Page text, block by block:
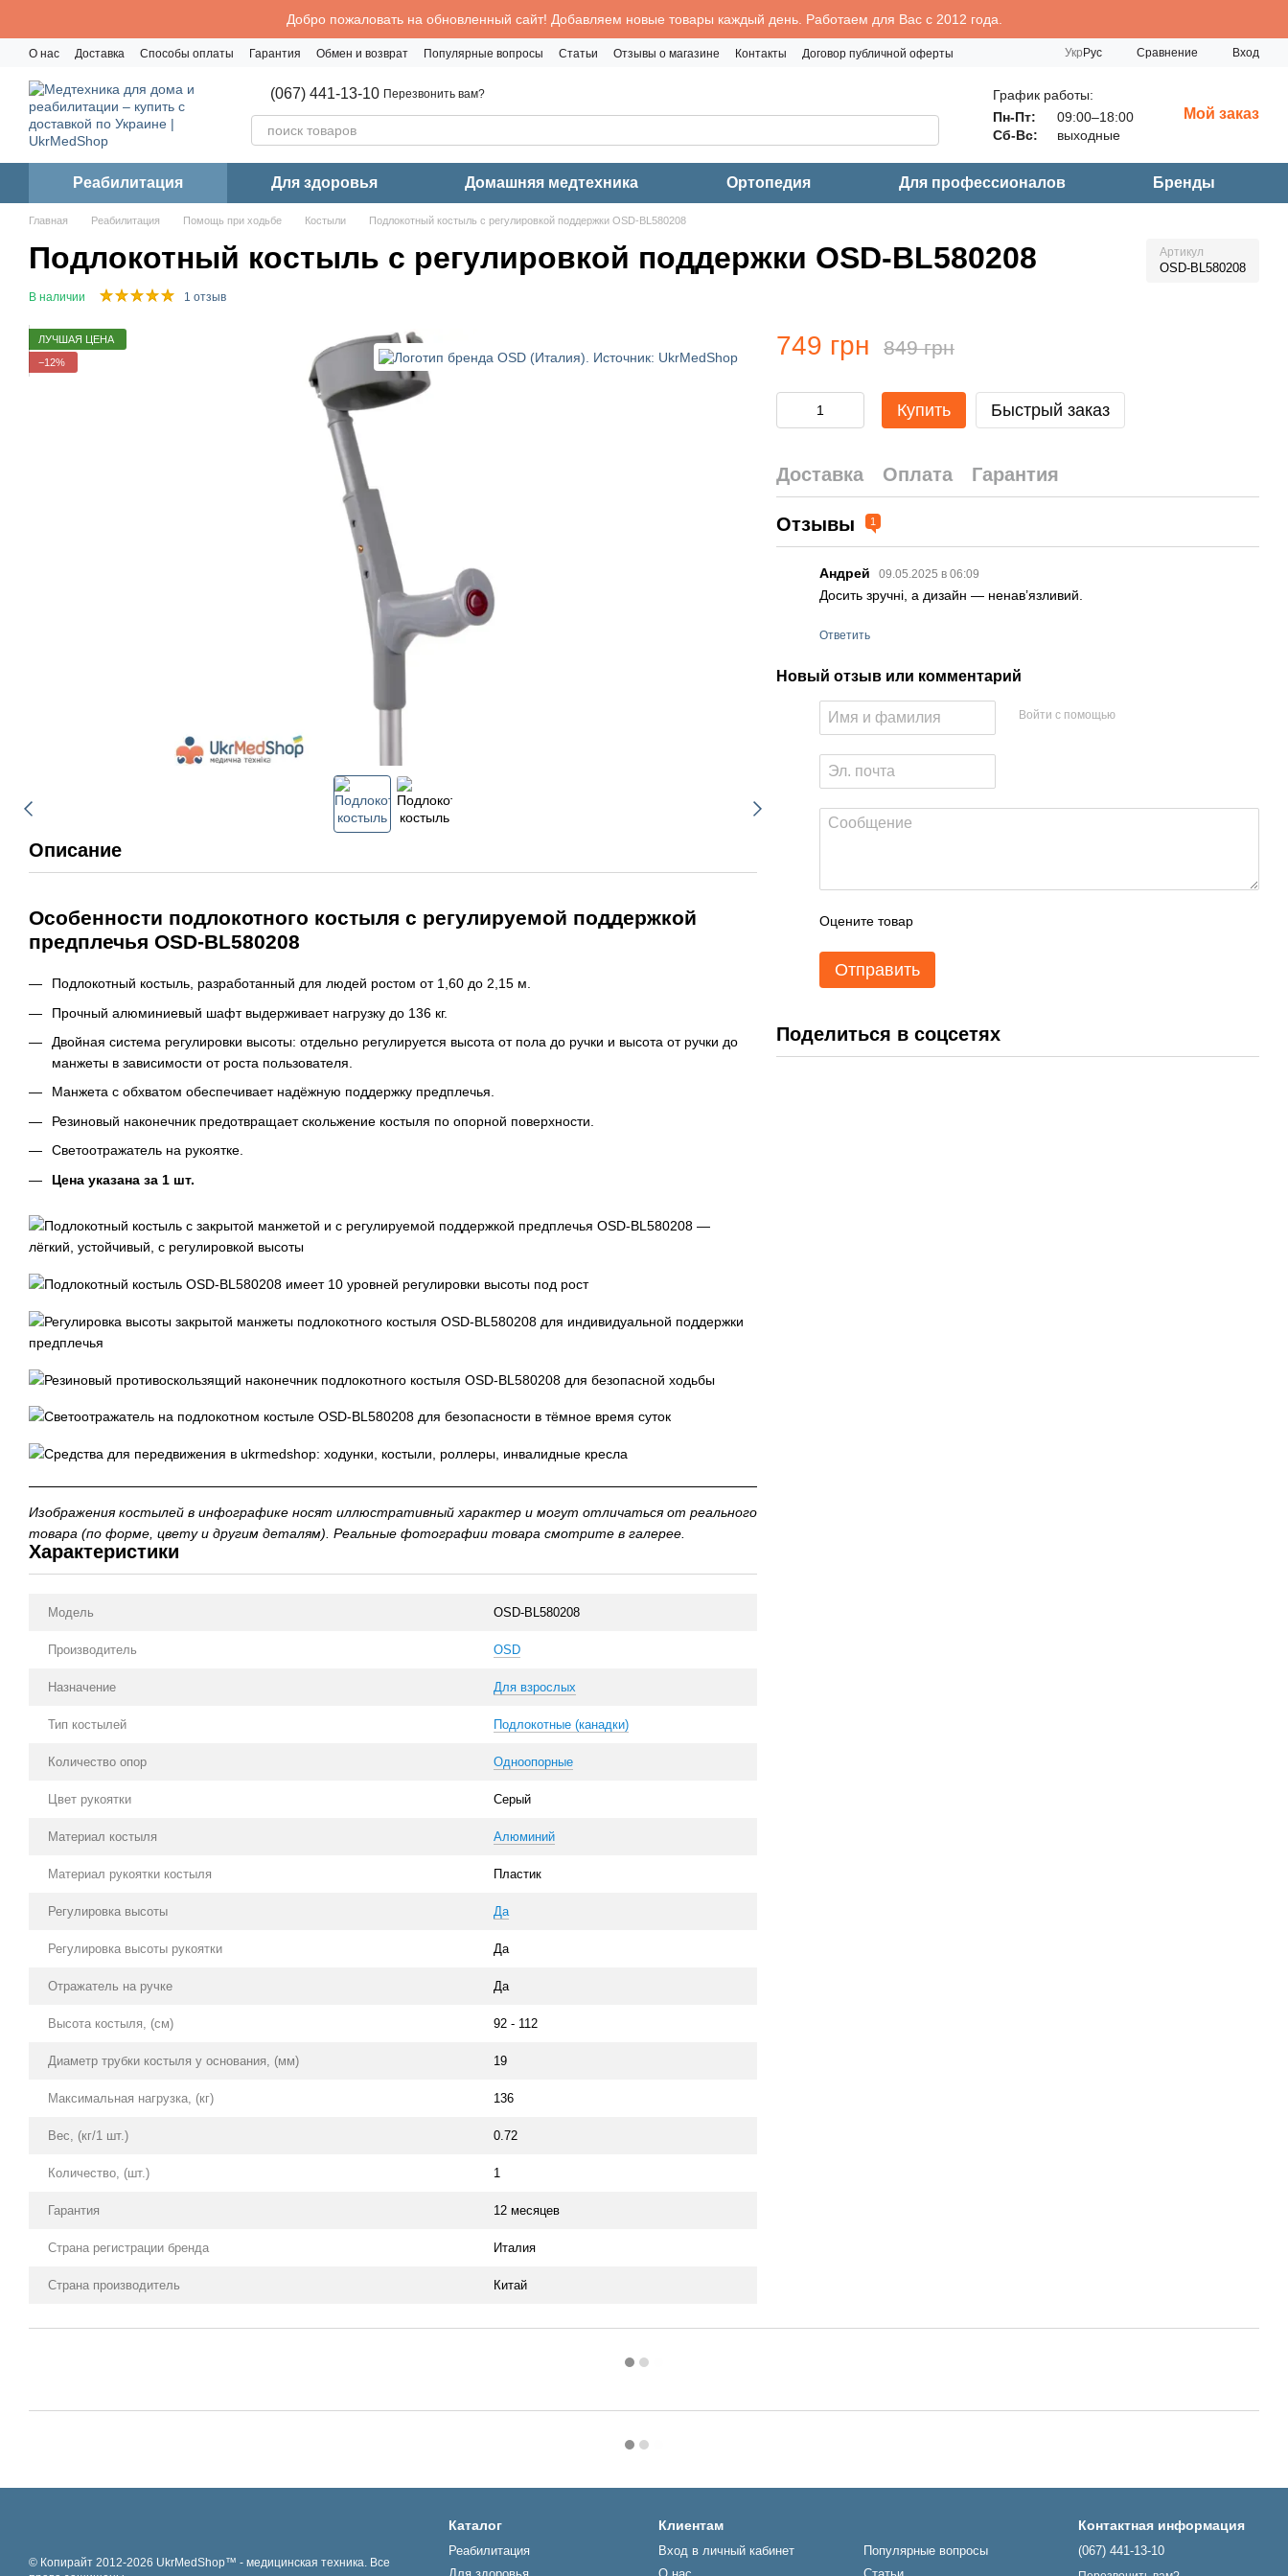
Добро пожаловать на обновленный сайт! Добавляем новые товары каждый день. Работаем для Вас с 2012 года.
О нас Доставка Способы оплаты Гарантия Обмен и возврат Популярные вопросы Статьи Отзывы о магазине Контакты
Договор публичной оферты
Укр Рус Сравнение Вход
(067) 441-13-10 Перезвонить вам?
График работы:
Пн-Пт:
09:00–18:00
Сб-Вс:
выходные
Мой заказ
Реабилитация Для здоровья Домашняя медтехника Ортопедия Для профессионалов Бренды
Главная Реабилитация Помощь при ходьбе Костыли Подлокотный костыль с регулировкой поддержки OSD-BL580208
Подлокотный костыль с регулировкой поддержки OSD-BL580208 Артикул
OSD-BL580208
В наличии 1 отзыв
ЛУЧШАЯ ЦЕНА
−12%
Описание
Особенности подлокотного костыля с регулируемой поддержкой
предплечья OSD-BL580208
Подлокотный костыль, разработанный для людей ростом от 1,60 до 2,15 м.
Прочный алюминиевый шафт выдерживает нагрузку до 136 кг.
Двойная система регулировки высоты: отдельно регулируется высота от пола до ручки и высота от ручки до
манжеты в зависимости от роста пользователя.
Манжета с обхватом обеспечивает надёжную поддержку предплечья.
Резиновый наконечник предотвращает скольжение костыля по опорной поверхности.
Светоотражатель на рукоятке.
Цена указана за 1 шт.
Изображения костылей в инфографике носят иллюстративный характер и могут отличаться от реального
товара (по форме, цвету и другим деталям). Реальные фотографии товара смотрите в галерее.
Характеристики
Модель OSD-BL580208
Производитель OSD
Назначение Для взрослых
Тип костылей Подлокотные (канадки)
Количество опор Одноопорные
Цвет рукоятки Серый
Материал костыля Алюминий
Материал рукоятки костыля Пластик
Регулировка высоты Да
Регулировка высоты рукоятки Да
Отражатель на ручке Да
Высота костыля, (см) 92 - 112
Диаметр трубки костыля у основания, (мм) 19
Максимальная нагрузка, (кг) 136
Вес, (кг/1 шт.) 0.72
Количество, (шт.) 1
Гарантия 12 месяцев
Страна регистрации бренда Италия
Страна производитель Китай
749 грн 849 грн
Купить Быстрый заказ
Доставка Оплата Гарантия
Отзывы 1
Андрей 09.05.2025 в 06:09
Досить зручні, а дизайн — ненав’язливий.
Ответить
Новый отзыв или комментарий
Войти с помощью
Оцените товар
Отправить
Поделиться в соцсетях
© Копирайт 2012-2026 UkrMedShop™ - медицинская техника. Все
Каталог
Реабилитация
Клиентам
Вход в личный кабинет
Популярные вопросы
Контактная информация
(067) 441-13-10